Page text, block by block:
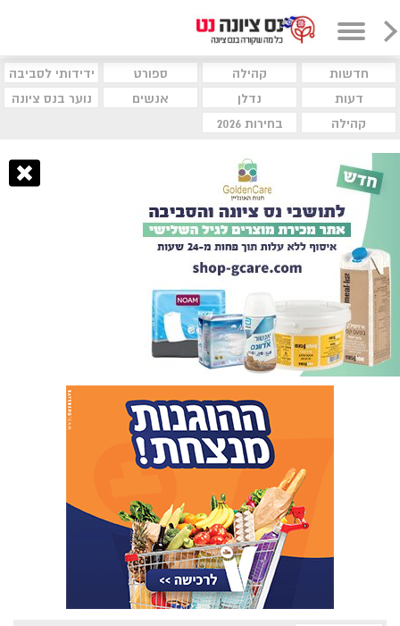
חדשות קהילה ספורט
ידידותי לסביבה
דעות
נדלן אנשים
נוער בנס ציונה
קהילה
בחירות 2026